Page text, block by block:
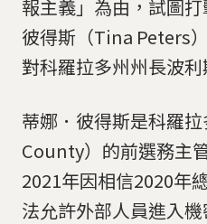
報主義」為由，試圖
彼得斯（Tina Peters
對科羅拉多州州長波利
蒂娜．彼得斯是科羅
County）的前選務主
2021年因相信2020年
法允許外部人員進入